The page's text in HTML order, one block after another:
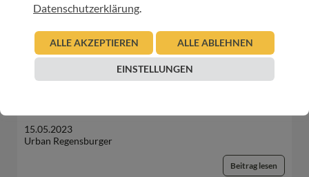
HOSPIZ WELTWEIT
European Palliative Care Day: 15. Juni 2023
15.05.2023
Urban Regensburger
Beitrag lesen
Datenschutzerklärung
ALLE AKZEPTIEREN ALLE ABLEHNEN
EINSTELLUNGEN